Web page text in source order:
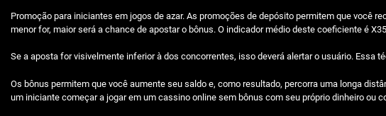
Promoção para iniciantes em jogos de azar. As promoções de depósito permitem que você
menor for, maior será a chance de apostar o bônus. O indicador médio deste coeficiente é
Se a aposta for visivelmente inferior à dos concorrentes, isso deverá alertar o usuário. Essa
Os bônus permitem que você aumente seu saldo e, como resultado, percorra uma longa
um iniciante começar a jogar em um cassino online sem bônus com seu próprio dinheiro ou